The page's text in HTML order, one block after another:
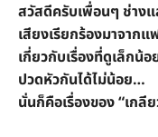
สวัสดีครับเพื่อนๆ ช่าง
เสียงเรียกร้องมาจาก
เกี่ยวกับเรื่องที่ดูเล็กน้อ
ปวดหัวกันได้ไม่น้อย…
นั่นก็คือเรื่องของ “เกลี